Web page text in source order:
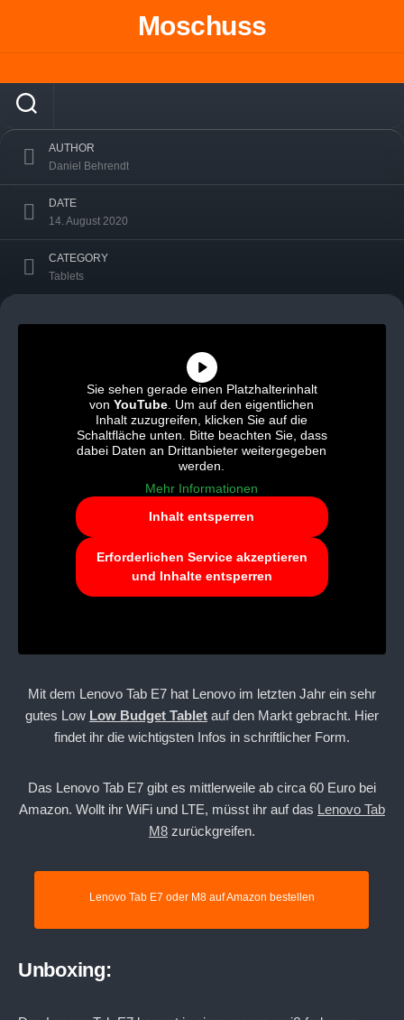
Moschuss
AUTHOR
Daniel Behrendt
DATE
14. August 2020
CATEGORY
Tablets
Sie sehen gerade einen Platzhalterinhalt
vonYouTube . Um auf den eigentlichen
Inhalt zuzugreifen, klicken Sie auf die
Schaltfläche unten. Bitte beachten Sie, dass
dabei Daten an Drittanbieter weitergegeben
werden.
Mehr Informationen
Inhalt entsperren
Erforderlichen Service akzeptieren
und Inhalte entsperren
Mit dem Lenovo Tab E7 hat Lenovo im letzten Jahr ein sehr
gutes Low Low Budget Tabletauf den Markt gebracht. Hier
findet ihr die wichtigsten Infos in schriftlicher Form.
Das Lenovo Tab E7 gibt es mittlerweile ab circa 60 Euro bei
Amazon. Wollt ihr WiFi und LTE, müsst ihr auf das Lenovo Tab
M8zurückgreifen.
Lenovo Tab E7 oder M8 auf Amazon bestellen
Unboxing: